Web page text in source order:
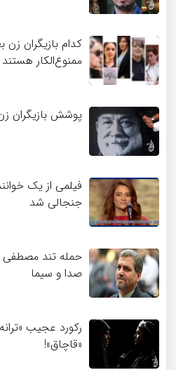
کدام بازیگران
ممنوع‌الکار هستند
پوشش بازیگران
فیلمی از یک
جنجالی شد
حمله تند مصطفی
صدا و سیما
رکورد عجیب
«قاچاق»!